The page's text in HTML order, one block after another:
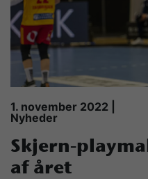
Billetsalg / sæsonkort
Presse
Samarbejdsklubber
1. november 2022 |
Nyheder
Skjern-
af året